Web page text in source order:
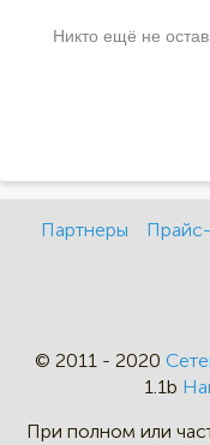
Никто ещё не
Партнеры
© 2011 - 2020
1.1b
При полном или